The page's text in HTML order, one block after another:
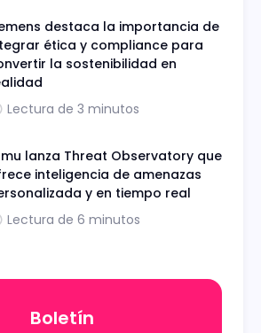
destaca la importancia de
ética y compliance para
la sostenibilidad en
Lectura de 3 minutos
lanza Threat Observatory que
inteligencia de amenazas
y en tiempo real
Lectura de 6 minutos
Boletín